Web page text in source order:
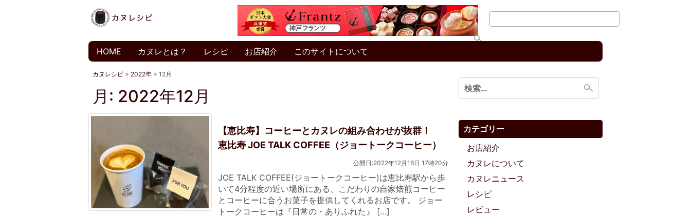
HOME カヌレとは？ レシピ お店紹介 このサイトについて
カヌレシピ > 2022年 > 12月
月: 2022年12月
【恵比寿】コーヒーとカヌレの組み合わせが抜群！
恵比寿 JOE TALK COFFEE（ジョートークコーヒー）
公開日:2022年12月16日 17時20分
JOE TALK COFFEE(ジョートークコーヒー)は恵比寿駅から歩
いて4分程度の近い場所にある、こだわりの自家焙煎コーヒー
とコーヒーに合うお菓子を提供してくれるお店です。 ジョー
トークコーヒーは『日常の・ありふれた』 […]
検
索:
カテゴリー
お店紹介
カヌレについて
カヌレニュース
レシピ
レビュー